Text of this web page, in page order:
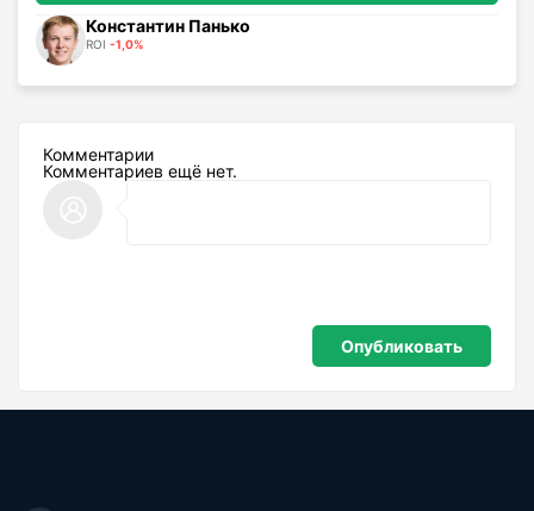
Константин Панько
ROI -1,0%
Комментарии
Комментариев ещё нет.